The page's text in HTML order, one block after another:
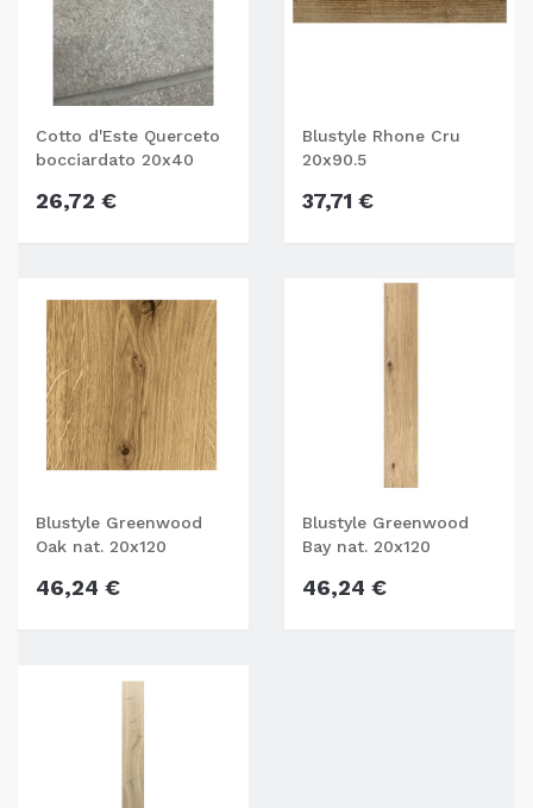
Cotto d'Este Querceto
bocciardato 20x40
26,72 €
Blustyle Rhone Cru
20x90.5
37,71 €
Blustyle Greenwood
Oak nat. 20x120
46,24 €
Blustyle Greenwood
Bay nat. 20x120
46,24 €